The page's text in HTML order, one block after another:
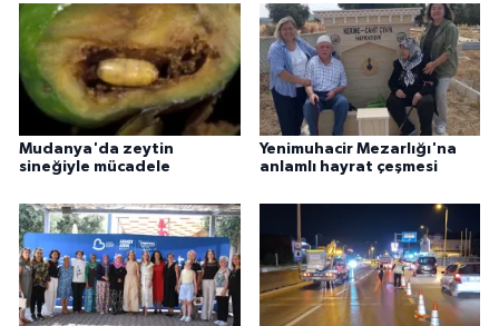
Mudanya'da zeytin
sineğiyle mücadele
Yenimuhacir Mezarlığı'na
anlamlı hayrat çeşmesi